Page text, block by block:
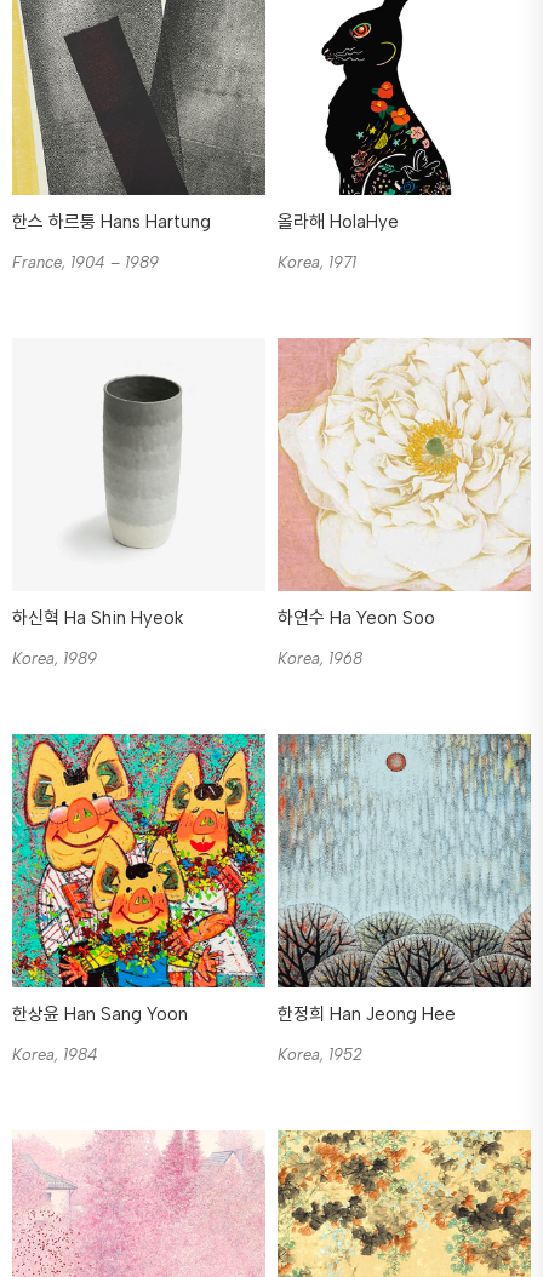
한스 하르퉁 Hans Hartung
France, 1904 – 1989
올라해 HolaHye
Korea, 1971
하신혁 Ha Shin Hyeok
Korea, 1989
하연수 Ha Yeon Soo
Korea, 1968
한상윤 Han Sang Yoon
Korea, 1984
한정희 Han Jeong Hee
Korea, 1952